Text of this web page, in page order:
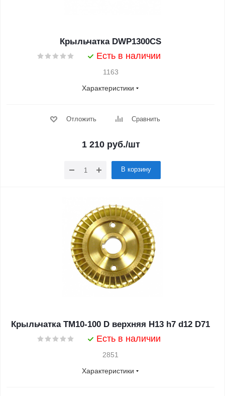
Крыльчатка DWP1300CS
Есть в наличии
1163
Характеристики
Отложить Сравнить
1 210руб./шт
В корзину
Крыльчатка ТМ10-100 D верхняя H13 h7 d12 D71
Есть в наличии
2851
Характеристики